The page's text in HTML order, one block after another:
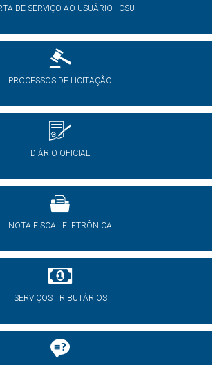
DE SERVIÇO AO USUÁRIO - CSU
PROCESSOS DE LICITAÇÃO
DIÁRIO OFICIAL
NOTA FISCAL ELETRÔNICA
SERVIÇOS TRIBUTÁRIOS